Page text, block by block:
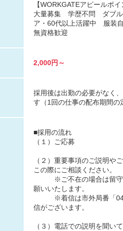
【WORKGATEアピールポイ
大量募集 学歴不問 ダブ
ア・60代以上活躍中 服装
無資格歓迎
2,000円～
採用後は出勤の必要がなく
す（1回の仕事の配布期間の
■採用の流れ
（１）ご応募
（２）重要事項のご説明や
この際にご相談ください。
※ご不在の場合は留守番
願いいたします。
※着信は市外局番「045
信がございます。
（３）電話での説明を聞い